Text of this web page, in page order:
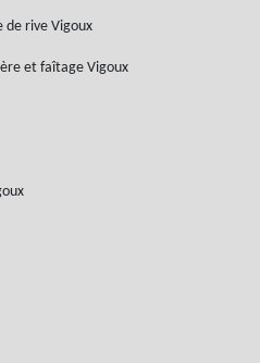
de rive Vigoux
et faîtage Vigoux